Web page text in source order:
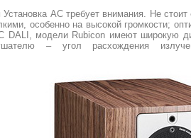
АС требует внимания. Не
особенно на высокой громкости;
DALI, модели Rubicon имеют широкую
– угол расхождения